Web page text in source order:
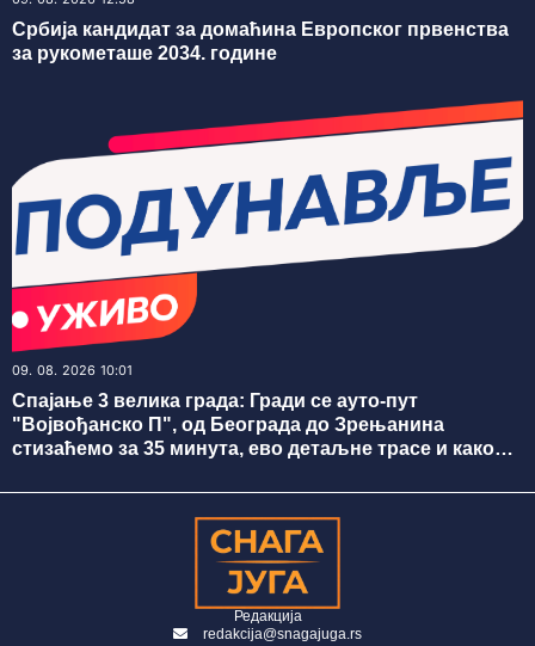
Србија кандидат за домаћина Европског првенства
за рукометаше 2034. године
09. 08. 2026 10:01
Спајање 3 велика града: Гради се ауто-пут
"Војвођанско П", од Београда до Зрењанина
стизаћемо за 35 минута, ево детаљне трасе и како
Редакција
redakcija@snagajuga.rs